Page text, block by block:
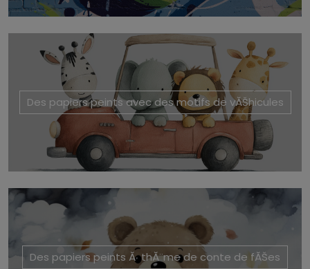
Des papiers peints avec des motifs de vĂŠhicules
Des papiers peints Ă thĂ¨me de conte de fĂŠes